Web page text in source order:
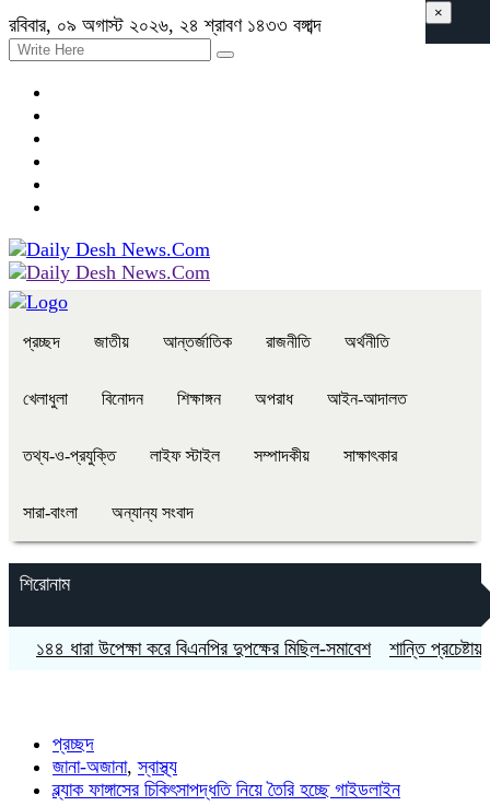
রবিবার, ০৯ অগাস্ট ২০২৬, ২৪ শ্রাবণ ১৪৩৩ বঙ্গাব্দ
প্রচ্ছদ জাতীয় আন্তর্জাতিক রাজনীতি অর্থনীতি
খেলাধুলা বিনোদন শিক্ষাঙ্গন অপরাধ আইন-আদালত
তথ্য-ও-প্রযুক্তি লাইফ স্টাইল সম্পাদকীয় সাক্ষাৎকার
সারা-বাংলা অন্যান্য সংবাদ
শিরোনাম
১৪৪ ধারা উপেক্ষা করে বিএনপির দুপক্ষের মিছিল-সমাবেশ শান্তি প্রচেষ্টায়
×
প্রচ্ছদ
জানা-অজানা,স্বাস্থ্য
ব্ল্যাক ফাঙ্গাসের চিকিৎসাপদ্ধতি নিয়ে তৈরি হচ্ছে গাইডলাইন